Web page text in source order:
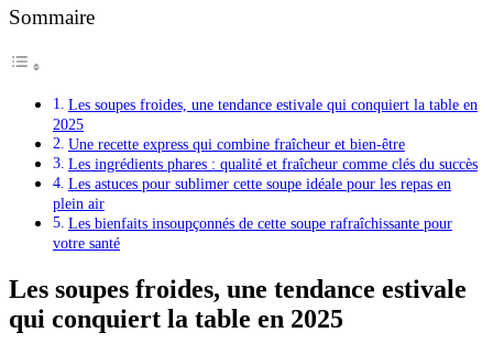
Sommaire
Les soupes froides, une tendance estivale qui conquiert la table en
2025
Une recette express qui combine fraîcheur et bien-être
Les ingrédients phares : qualité et fraîcheur comme clés du succès
Les astuces pour sublimer cette soupe idéale pour les repas en
plein air
Les bienfaits insoupçonnés de cette soupe rafraîchissante pour
votre santé
Les soupes froides, une tendance estivale
qui conquiert la table en 2025